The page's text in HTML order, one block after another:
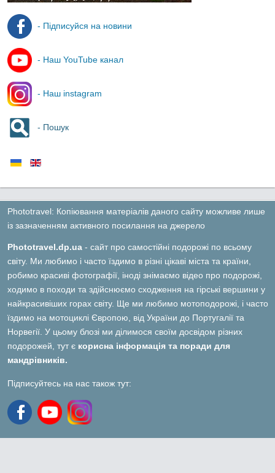
- Підписуйся на новини
- Наш YouTube канал
- Наш instagram
- Пошук
Phototravel: Копіювання матеріалів даного сайту можливе лише
із зазначенням активного посилання на джерело
Phototravel.dp.ua - сайт про самостійні подорожі по всьому
світу. Ми любимо і часто їздимо в різні цікаві міста та країни,
робимо красиві фотографії, іноді знімаємо відео про подорожі,
ходимо в походи та здійснюємо сходження на гірські вершини у
найкрасивіших горах світу. Ще ми любимо мотоподорожі, і часто
їздимо на мотоциклі Європою, від України до Португалії та
Норвегії. У цьому блозі ми ділимося своїм досвідом різних
подорожей, тут є корисна інформація та поради для
мандрівників.
Підписуйтесь на нас також тут: